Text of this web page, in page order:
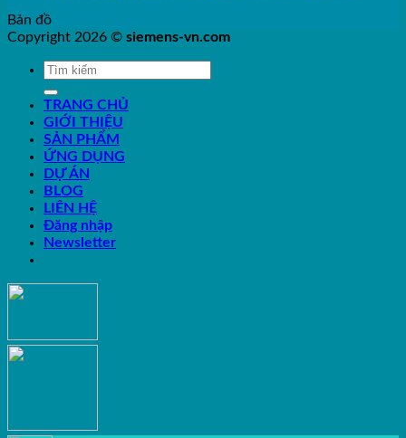
Bản đồ
Copyright 2026 © siemens-vn.com
TRANG CHỦ
GIỚI THIỆU
SẢN PHẨM
ỨNG DỤNG
DỰ ÁN
BLOG
LIÊN HỆ
Đăng nhập
Newsletter